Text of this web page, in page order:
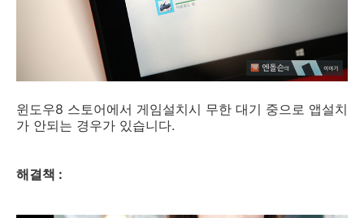
윈도우8 스토어에서 게임설치시 무한 대기 중으로 앱설치
가 안되는 경우가 있습니다.
해결책 :